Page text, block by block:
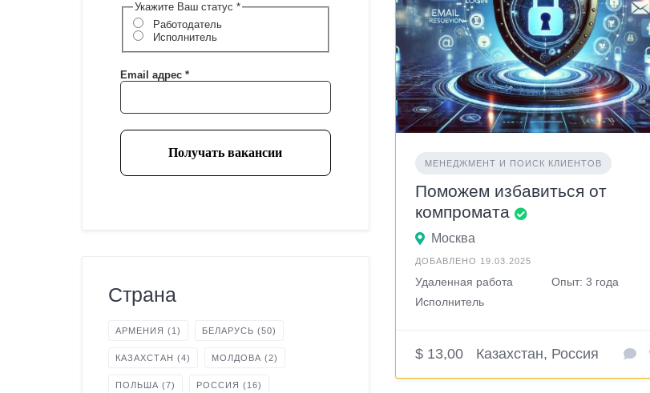
Укажите Ваш статус *
Работодатель
Исполнитель
Email адрес *
Страна
АРМЕНИЯ (1) БЕЛАРУСЬ (50)
КАЗАХСТАН (4) МОЛДОВА (2)
ПОЛЬША (7) РОССИЯ (16)
МЕНЕДЖМЕНТ И ПОИСК КЛИЕНТОВ
Поможем избавиться от
компромата
Москва
ДОБАВЛЕНО 19.03.2025
Удаленная работа
Опыт: 3 года
Исполнитель
$ 13,00 Казахстан, Россия